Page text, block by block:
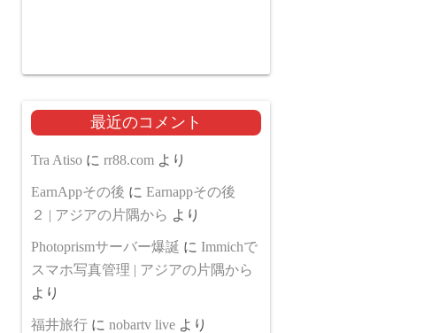
最近のコメント
Tra Atiso に rr88.com より
EarnAppその後 に Earnappその後
２ | アジアの片隅から より
Photoprismサーバー爆誕 に Immichで
スマホ写真管理 | アジアの片隅から
より
福井旅行 に nobartv live より